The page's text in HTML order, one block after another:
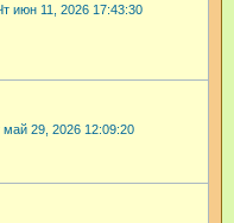
июн 11, 2026 17:43:30
май 29, 2026 12:09:20